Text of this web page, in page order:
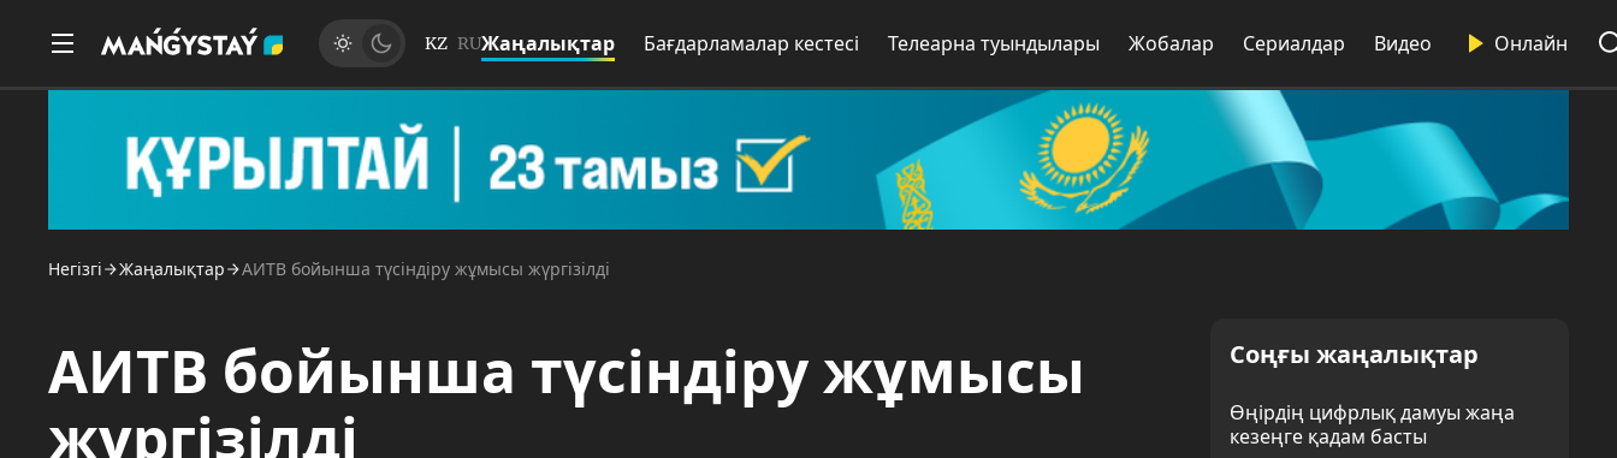
KZ RUЖаңалықтар Бағдарламалар кестесі Телеарна туындылары Жобалар Сериалдар Видео Онлайн
Негізгі Жаңалықтар АИТВ бойынша түсіндіру жұмысы жүргізілді
АИТВ бойынша түсіндіру жұмысы
жүргізілді
Соңғы жаңалықтар
Өңірдің цифрлық дамуы жаңа
кезеңге қадам басты